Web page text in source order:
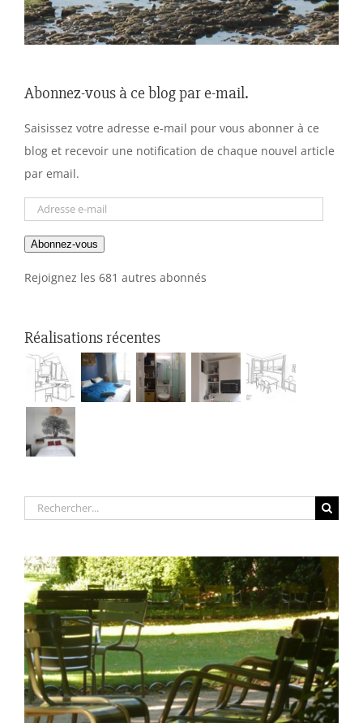
Abonnez-vous à ce blog par e-mail.
Saisissez votre adresse e-mail pour vous abonner à ce
blog et recevoir une notification de chaque nouvel article
par email.
Adresse
mail
Abonnez-vous
Rejoignez les 681 autres abonnés
Réalisations récentes
Rechercher: